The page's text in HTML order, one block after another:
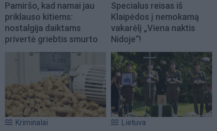
Pamiršo, kad namai jau
priklauso kitiems:
nostalgija daiktams
privertė griebtis smurto
Specialus reisas iš
Klaipėdos į nemokamą
vakarėlį „Viena naktis
Nidoje“!
Kriminalai Lietuva